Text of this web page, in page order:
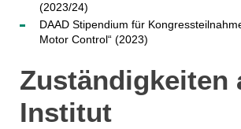
(2023/24)
DAAD Stipendium für
Motor Control“ (2023)
Zuständigkeiten
Institut